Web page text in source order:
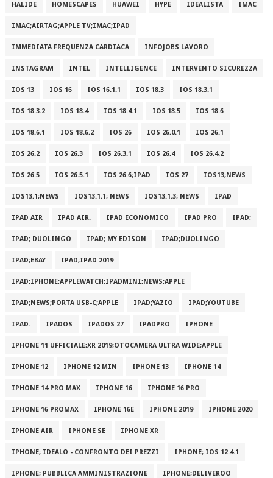
HALIDE HOMESCAPES HUAWEI HYPE IDEALISTA IMAC
IMAC;AIRTAG;APPLE TV;IMAC;IPAD
IMMEDIATA FREQUENZA CARDIACA INFOJOBS LAVORO
INSTAGRAM INTEL INTELLIGENCE INTERVENTO SICUREZZA
IOS 13 IOS 16 IOS 16.1.1 IOS 18.3 IOS 18.3.1
IOS 18.3.2 IOS 18.4 IOS 18.4.1 IOS 18.5 IOS 18.6
IOS 18.6.1 IOS 18.6.2 IOS 26 IOS 26.0.1 IOS 26.1
IOS 26.2 IOS 26.3 IOS 26.3.1 IOS 26.4 IOS 26.4.2
IOS 26.5 IOS 26.5.1 IOS 26.6;IPAD IOS 27 IOS13;NEWS
IOS13.1;NEWS IOS13.1.1; NEWS IOS13.1.3; NEWS IPAD
IPAD AIR IPAD AIR. IPAD ECONOMICO IPAD PRO IPAD;
IPAD; DUOLINGO IPAD; MY EDISON IPAD;DUOLINGO
IPAD;EBAY IPAD;IPAD 2019
IPAD;IPHONE;APPLEWATCH;IPADMINI;NEWS;APPLE
IPAD;NEWS;PORTA USB-C;APPLE IPAD;YAZIO IPAD;YOUTUBE
IPAD. IPADOS IPADOS 27 IPADPRO IPHONE
IPHONE 11 UFFICIALE;XR 2019;OTOCAMERA ULTRA WIDE;APPLE
IPHONE 12 IPHONE 12 MIN IPHONE 13 IPHONE 14
IPHONE 14 PRO MAX IPHONE 16 IPHONE 16 PRO
IPHONE 16 PROMAX IPHONE 16E IPHONE 2019 IPHONE 2020
IPHONE AIR IPHONE SE IPHONE XR
IPHONE; IDEALO - CONFRONTO DEI PREZZI IPHONE; IOS 12.4.1
IPHONE; PUBBLICA AMMINISTRAZIONE IPHONE;DELIVEROO